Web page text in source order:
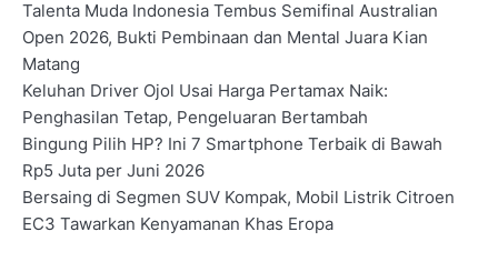
Talenta Muda Indonesia Tembus Semifinal Australian
Open 2026, Bukti Pembinaan dan Mental Juara Kian
Matang
Keluhan Driver Ojol Usai Harga Pertamax Naik:
Penghasilan Tetap, Pengeluaran Bertambah
Bingung Pilih HP? Ini 7 Smartphone Terbaik di Bawah
Rp5 Juta per Juni 2026
Bersaing di Segmen SUV Kompak, Mobil Listrik Citroen
EC3 Tawarkan Kenyamanan Khas Eropa